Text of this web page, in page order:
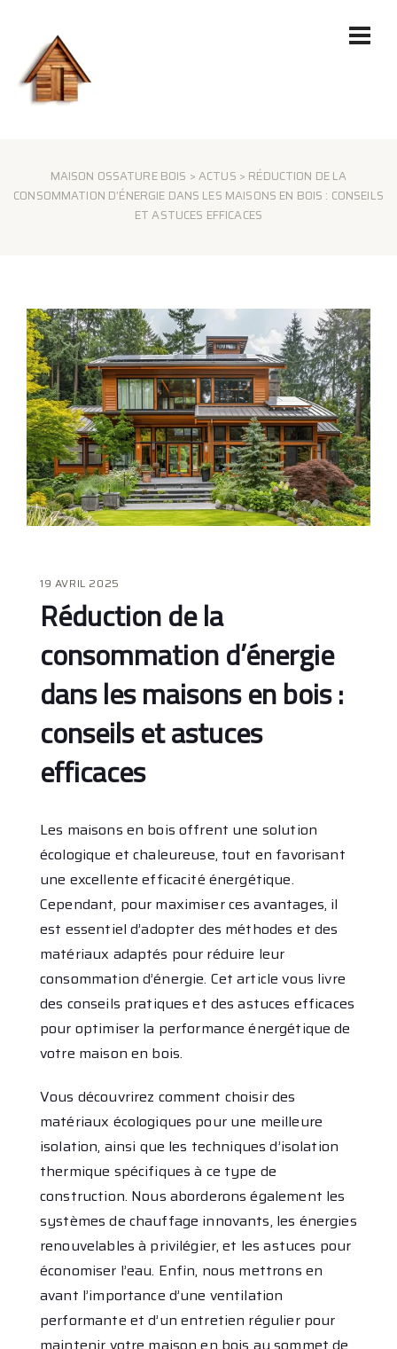
MAISON OSSATURE BOIS >ACTUS > RÉDUCTION DE LA
CONSOMMATION D’ÉNERGIE DANS LES MAISONS EN BOIS : CONSEILS
ET ASTUCES EFFICACES
19 AVRIL 2025
Réduction de la
consommation d’énergie
dans les maisons en bois :
conseils et astuces
efficaces
Les maisons en bois offrent une solution
écologique et chaleureuse, tout en favorisant
une excellente efficacité énergétique.
Cependant, pour maximiser ces avantages, il
est essentiel d’adopter des méthodes et des
matériaux adaptés pour réduire leur
consommation d’énergie. Cet article vous livre
des conseils pratiques et des astuces efficaces
pour optimiser la performance énergétique de
votre maison en bois.
Vous découvrirez comment choisir des
matériaux écologiques pour une meilleure
isolation, ainsi que les techniques d’isolation
thermique spécifiques à ce type de
construction. Nous aborderons également les
systèmes de chauffage innovants, les énergies
renouvelables à privilégier, et les astuces pour
économiser l’eau. Enfin, nous mettrons en
avant l’importance d’une ventilation
performante et d’un entretien régulier pour